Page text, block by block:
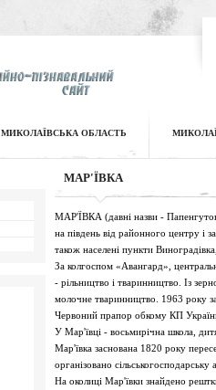
МИКОЛАЇВСЬКА ОБЛАСТЬ
МАР'ЇВКА
МАР'ЇВКА (давні назви -
на південь від районного центру і
також населені пункти
За колгоспом «Авангард»,
- рільництво і тваринництво. Із
молочне тваринництво. 1963 року
Червоний прапор обкому КП
У Мар'ївці - восьмирічна школа,
Мар'ївка заснована 1820 року
організовано
На околиці Мар'ївки знайдено